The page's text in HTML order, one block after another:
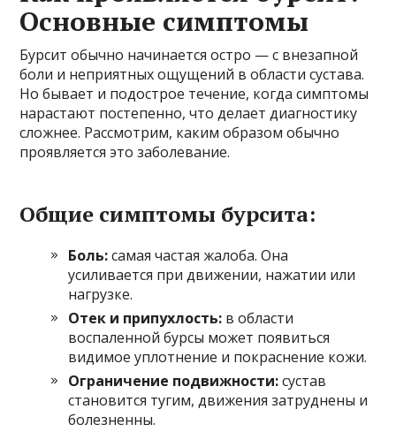
Основные симптомы
Бурсит обычно начинается остро — с внезапной
боли и неприятных ощущений в области сустава.
Но бывает и подострое течение, когда симптомы
нарастают постепенно, что делает диагностику
сложнее. Рассмотрим, каким образом обычно
проявляется это заболевание.
Общие симптомы бурсита:
Боль:самая частая жалоба. Она
усиливается при движении, нажатии или
нагрузке.
Отек и припухлость: в области
воспаленной бурсы может появиться
видимое уплотнение и покраснение кожи.
Ограничение подвижности:сустав
становится тугим, движения затруднены и
болезненны.